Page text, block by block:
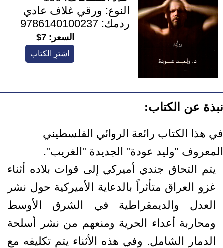
النوع: ورقي غلاف عادي
ردمك: 9786140100237
السعر: 7$
اشترِ الكتاب
نبذة عن الكتاب:
في هذا الكتاب رائعة الروائي الفلسطيني
المعروف "وليد عودة" الجديدة "الغريب".
يتم التحاق جندي أميركي إلى قوات بلاده أثناء
غزو العراق متأثراً بالدعاية الأميركية حول نشر
العدل والديمقراطية في الشرق الأوسط
ومحاربة أعداء الحرية ومنعهم من نشر أسلحة
الدمار الشامل. وفي هذه الأثناء يتم تكليفه مع